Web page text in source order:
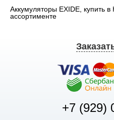
Аккумуляторы EXIDE, купить
ассортименте
+7 (929)